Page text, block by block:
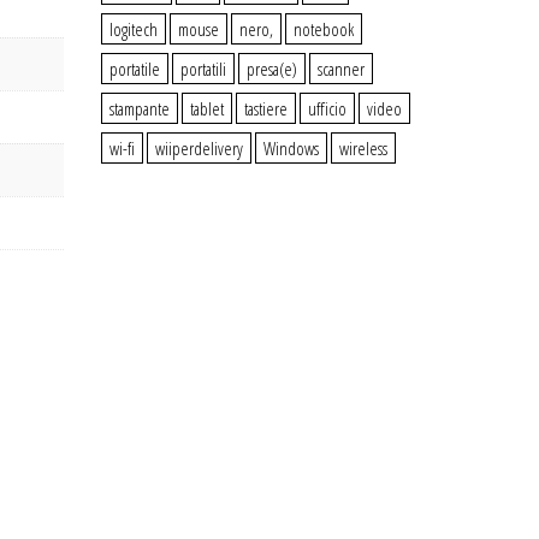
logitech
mouse nero,
notebook
portatile
portatili presa(e)
scanner
stampante
tablet tastiere ufficio
video
wi-fi
wiiperdelivery Windows wireless